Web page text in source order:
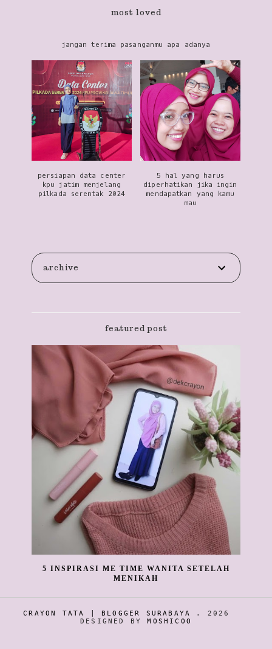
most loved
jangan terima pasanganmu apa adanya
persiapan data center
kpu jatim menjelang
pilkada serentak 2024
5 hal yang harus
diperhatikan jika ingin
mendapatkan yang kamu
mau
archive
featured post
5 INSPIRASI ME TIME WANITA SETELAH
MENIKAH
CRAYON TATA | BLOGGER SURABAYA . 2026
DESIGNED BY MOSHICOO